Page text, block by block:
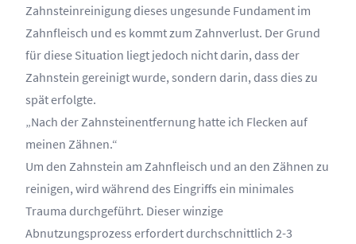
Zahnsteinreinigung dieses ungesunde Fundament im
Zahnfleisch und es kommt zum Zahnverlust. Der Grund
für diese Situation liegt jedoch nicht darin, dass der
Zahnstein gereinigt wurde, sondern darin, dass dies zu
spät erfolgte.
„Nach der Zahnsteinentfernung hatte ich Flecken auf
meinen Zähnen.“
Um den Zahnstein am Zahnfleisch und an den Zähnen zu
reinigen, wird während des Eingriffs ein minimales
Trauma durchgeführt. Dieser winzige
Abnutzungsprozess erfordert durchschnittlich 2-3